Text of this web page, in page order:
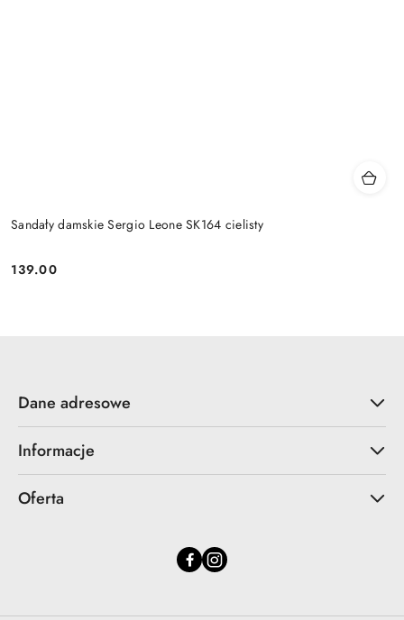
Sandały damskie Sergio Leone SK164 cielisty
Cena:
139.00
Dane adresowe
Informacje
Oferta